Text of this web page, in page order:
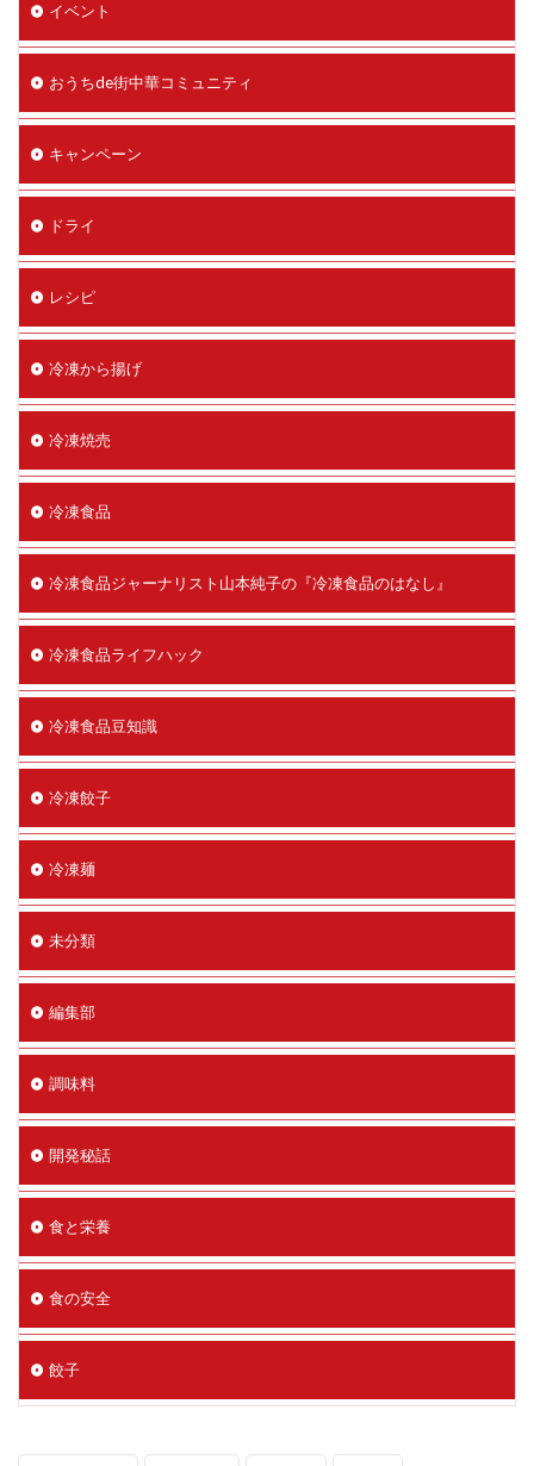
イベント
おうちde街中華コミュニティ
キャンペーン
ドライ
レシピ
冷凍から揚げ
冷凍焼売
冷凍食品
冷凍食品ジャーナリスト山本純子の『冷凍食品のはなし』
冷凍食品ライフハック
冷凍食品豆知識
冷凍餃子
冷凍麺
未分類
編集部
調味料
開発秘話
食と栄養
食の安全
餃子